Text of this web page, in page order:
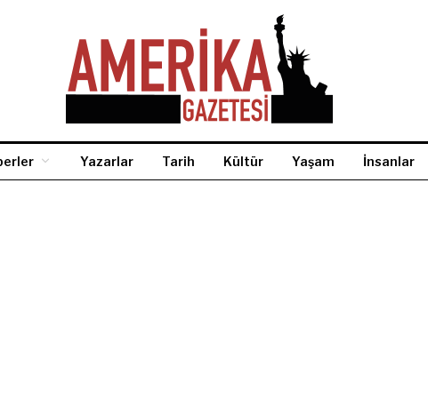
Yazarlar Tarih Kültür Yaşam İnsanlar